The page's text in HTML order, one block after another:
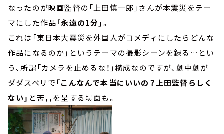
なったのが映画監督の「上田慎一郎」さんが本震災をテー
マにした作品「永遠の1分」。
これは「東日本大震災を外国人がコメディにしたらどんな
作品になるのか」というテーマの撮影シーンを録る…とい
う、所謂「カメラを止めるな！」構成なのですが、劇中劇が
ダダスベリで 「こんなんで本当にいいの？上田監督らしく
ない」 と苦言を呈する場面も。